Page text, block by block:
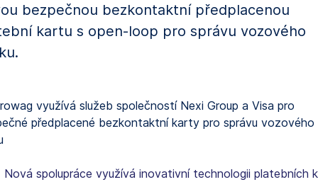
bezpečnou bezkontaktní předplacenou
kartu s open-loop pro správu vozového
Nová spolupráce využívá inovativní technologii platebních